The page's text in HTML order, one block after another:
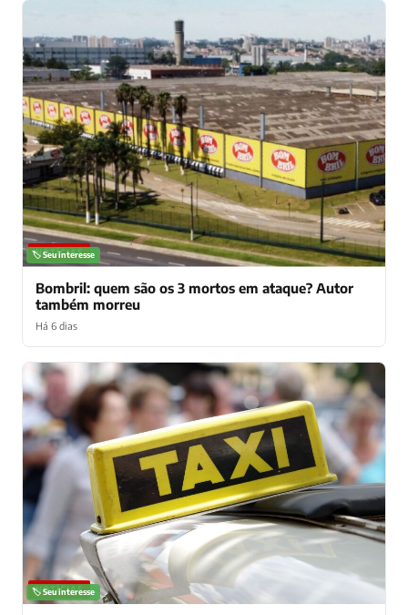
NOTÍCIAS
🏷️ Seu interesse
Bombril: quem são os 3 mortos em ataque? Autor
também morreu
Há 6 dias
NOTÍCIAS
🏷️ Seu interesse